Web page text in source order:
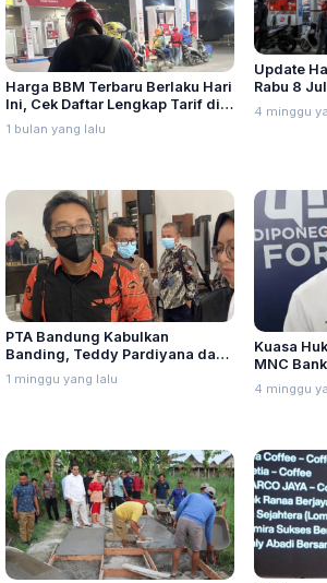
Harga BBM Terbaru Berlaku Hari
Ini, Cek Daftar Lengkap Tarif di
Seluruh Indonesia
1 bulan yang lalu
Update
Rabu 8
Turbo,
Dex Turun
4 minggu
PTA Bandung Kabulkan
Banding, Teddy Pardiyana dan
Bintang Ditetapkan Ahli Waris
Lina Jubaedah
1 minggu yang lalu
Kuasa
MNC
di MNC
4 minggu